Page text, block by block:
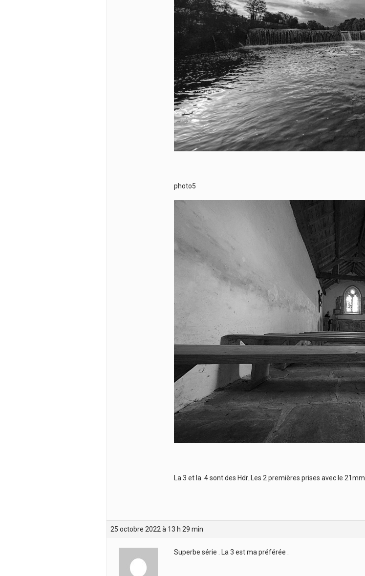
photo5
La 3 et la 4 sont des Hdr..Les 2 premières prises avec le
25 octobre 2022 à 13 h 29 min
Superbe série . La 3 est ma préférée .